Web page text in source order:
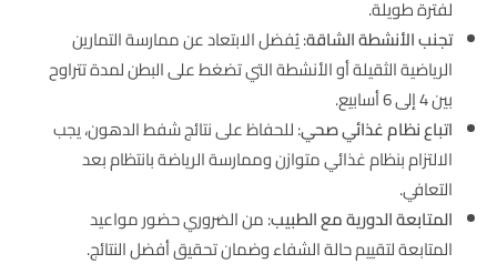
لفترة طويلة.
تجنب الأنشطة الشاقة: يُفضل الابتعاد عن ممارسة التمارين
الرياضية الثقيلة أو الأنشطة التي تضغط على البطن لمدة تتراوح
بين 4 إلى 6 أسابيع.
اتباع نظام غذائي صحي: للحفاظ على نتائج شفط الدهون، يجب
الالتزام بنظام غذائي متوازن وممارسة الرياضة بانتظام بعد
التعافي.
المتابعة الدورية مع الطبيب: من الضروري حضور مواعيد
المتابعة لتقييم حالة الشفاء وضمان تحقيق أفضل النتائج.